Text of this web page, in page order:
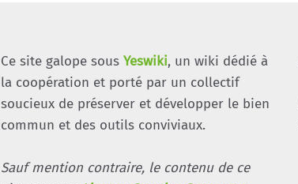
Ce site galope sous Yeswiki, un wiki dédié à
la coopération et porté par un collectif
soucieux de préserver et développer le bien
commun et des outils conviviaux.
Sauf mention contraire, le contenu de ce